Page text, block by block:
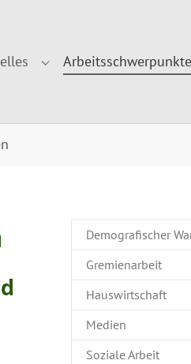
for "Über uns"
Submenu for "Aktuelles"
Arbeitsschwerpunkte
Demografischer
Gremienarbeit
Hauswirtschaft
Medien
Soziale Arbeit